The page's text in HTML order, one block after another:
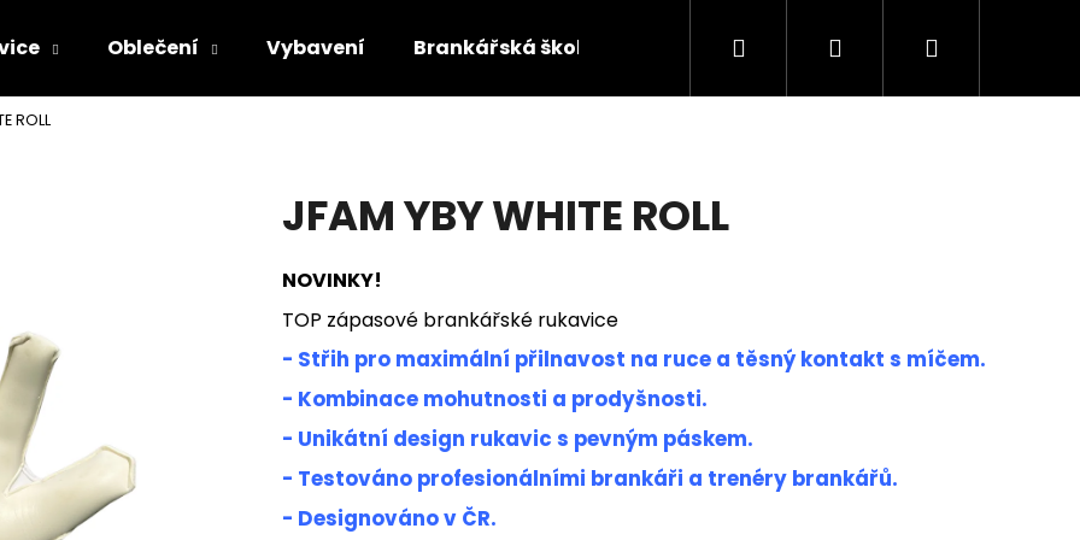
Oblečení Vybavení Brankářská škola Sponzorovaní brankáři Chytají v J4K
Hledat PřihlášeníNákupní
ROLL
JFAM YBY WHITE ROLL
NOVINKY!
TOP zápasové brankářské rukavice
- Střih pro maximální přilnavost na ruce a těsný kontakt s míčem.
- Kombinace mohutnosti a prodyšnosti.
- Unikátní design rukavic s pevným páskem.
- Testováno profesionálními brankáři a trenéry brankářů.
- Designováno v ČR.
Co potřebujete najít?
HLEDAT
Následující